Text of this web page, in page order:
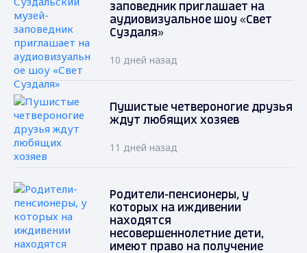
заповедник приглашает на
аудиовизуальное шоу «Свет
Суздаля»
10 дней назад
Пушистые четвероногие друзья
ждут любящих хозяев
11 дней назад
Родители-пенсионеры, у
которых на иждивении
находятся
несовершеннолетние дети,
имеют право на получение